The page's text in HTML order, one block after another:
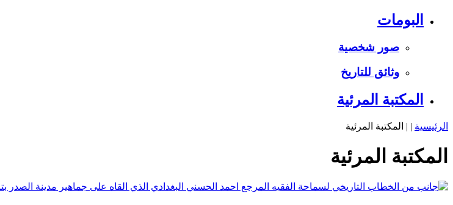
البومات
صور شخصية
وثائق للتاريخ
المكتبة المرئية
الرئيسية | | المكتبة المرئية
المكتبة المرئية